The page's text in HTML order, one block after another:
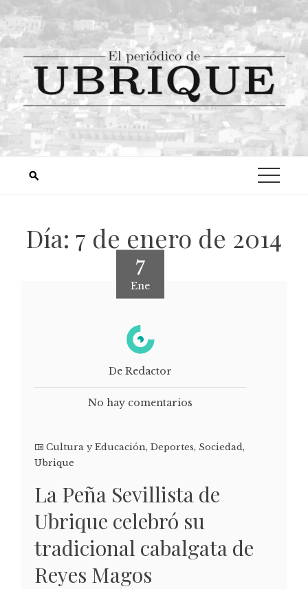
Día: 7 de enero de 2014
7
Ene
De Redactor
No hay comentarios
Cultura y Educación, Deportes, Sociedad,
Ubrique
La Peña Sevillista de
Ubrique celebró su
tradicional cabalgata de
Reyes Magos